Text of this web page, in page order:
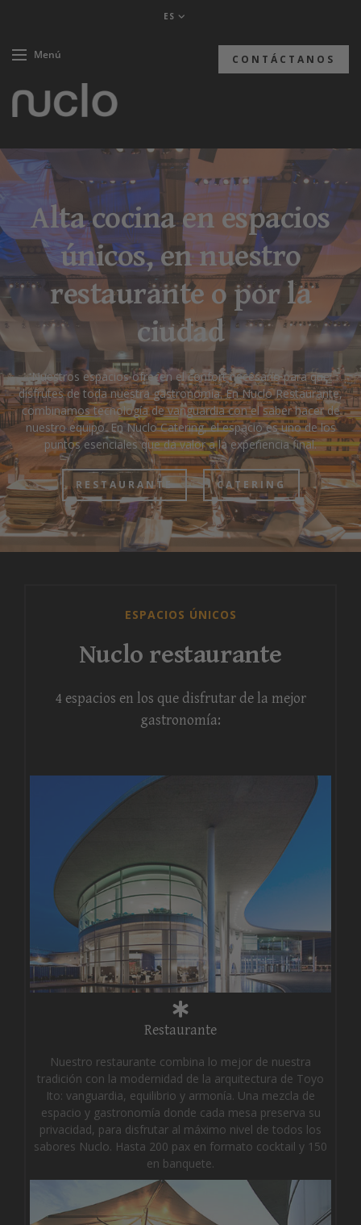
ES
Menú CONTÁCTANOS
Alta cocina en espacios
únicos, en nuestro
restaurante o por la
ciudad
Nuestros espacios ofrecen el confort necesario para que
disfrutes de toda nuestra gastronomía. En Nuclo Restaurante,
combinamos tecnología de vanguardia con el saber hacer de
nuestro equipo. En Nuclo Catering, el espacio es uno de los
puntos esenciales que da valor a la experiencia final.
RESTAURANTE CATERING
ESPACIOS ÚNICOS
Nuclo restaurante
4 espacios en los que disfrutar de la mejor
gastronomía:
Restaurante
Nuestro restaurante combina lo mejor de nuestra
tradición con la modernidad de la arquitectura de Toyo
Ito: vanguardia, equilibrio y armonía. Una mezcla de
espacio y gastronomía donde cada mesa preserva su
privacidad, para disfrutar al máximo nivel de todos los
sabores Nuclo. Hasta 200 pax en formato cocktail y 150
en banquete.